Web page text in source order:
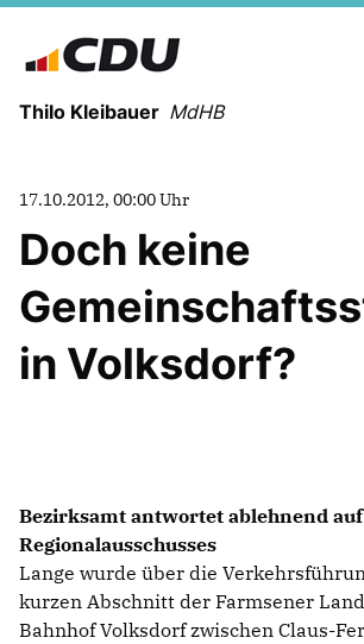
Thilo Kleibauer MdHB
NEWSLETTER
ALSTERTAL-
HAUSHALT / ÖFF.
HOCHSCHULPOLITIK
17.10.2012, 00:00 Uhr
Doch keine
in Volksdorf?
Bezirksamt antwortet ablehnend
Regionalausschusses
Lange wurde über die
kurzen Abschnitt der Farmsener
Bahnhof Volksdorf zwischen Claus-